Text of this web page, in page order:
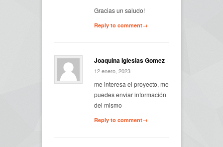
Gracias un saludo!
Reply to comment→
Joaquina Iglesias Gomez-
12 enero, 2023
me interesa el proyecto, me
puedes enviar información
del mismo
Reply to comment→